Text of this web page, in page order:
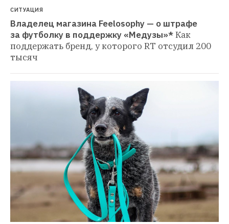
СИТУАЦИЯ
Владелец магазина Feelosophy — о штрафе
за футболку в поддержку «Медузы»*Как
поддержать бренд, у которого RT отсудил 200
тысяч